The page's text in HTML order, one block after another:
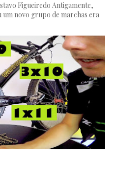
Figueiredo Antigamente,
novo grupo de marchas era